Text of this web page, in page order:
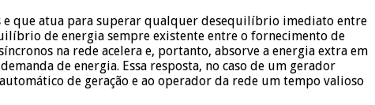
e que atua para superar qualquer desequilíbrio imediato entre
de energia sempre existente entre o fornecimento de
na rede acelera e, portanto, absorve a energia extra em
de energia. Essa resposta, no caso de um gerador
de geração e ao operador da rede um tempo valioso